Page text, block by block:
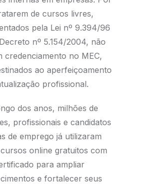
de cursos livres,
pela Lei nº 9.394/96
nº 5.154/2004, não
credenciamento no MEC,
ao aperfeiçoamento
profissional.
dos anos, milhões de
profissionais e candidatos
de emprego já utilizaram
online gratuitos com
para ampliar
e fortalecer seus